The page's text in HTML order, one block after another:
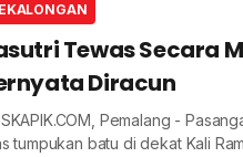
Tewas Secara
Diracun
Pemalang -
tumpukan batu di dekat Kali